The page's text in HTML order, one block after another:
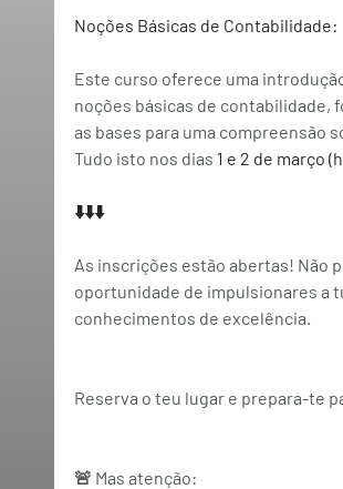
Noções Básicas de Contabilidade:
Este curso oferece uma
noções básicas de contabilidade,
as bases para uma compreensão
Tudo isto nos dias 1 e 2 de março
⬇️⬇️⬇️
As inscrições estão abertas! Não
oportunidade de impulsionares a
conhecimentos de excelência.
Reserva o teu lugar e prepara-te
🚨 Mas atenção: